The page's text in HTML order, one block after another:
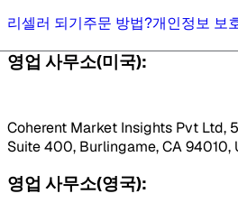
리셀러 되기주문 방법?개인정보 보
영업 사무소(미국):
Coherent Market Insights Pvt Ltd,
Suite 400, Burlingame, CA 94010,
영업 사무소(영국):